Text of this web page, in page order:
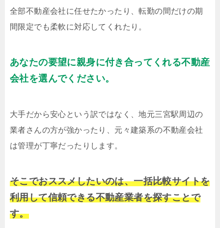
全部不動産会社に任せたかったり、転勤の間だけの期
間限定でも柔軟に対応してくれたり。
あなたの要望に親身に付き合ってくれる不動産
会社を選んでください。
大手だから安心という訳ではなく、地元三宮駅周辺の
業者さんの方が強かったり、元々建築系の不動産会社
は管理が丁寧だったりします。
そこでおススメしたいのは、一括比較サイトを
利用して信頼できる不動産業者を探すことで
す。